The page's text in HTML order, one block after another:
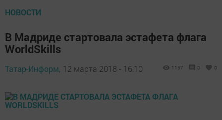
НОВОСТИ
В Мадриде стартовала эстафета флага
WorldSkills
Татар-Информ, 12 марта 2018 - 16:10 1157 0 0